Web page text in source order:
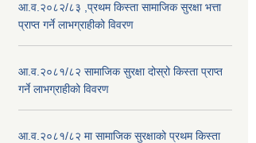
आ.व.२०८२/८३ ,प्रथम किस्ता सामाजिक सुरक्षा भत्ता
प्राप्त गर्ने लाभग्राहीको विवरण
आ.व.२०८१/८२ सामाजिक सुरक्षा दोस्रो किस्ता प्राप्त
गर्ने लाभग्राहीको विवरण
आ.व.२०८१/८२ मा सामाजिक सुरक्षाको प्रथम किस्ता